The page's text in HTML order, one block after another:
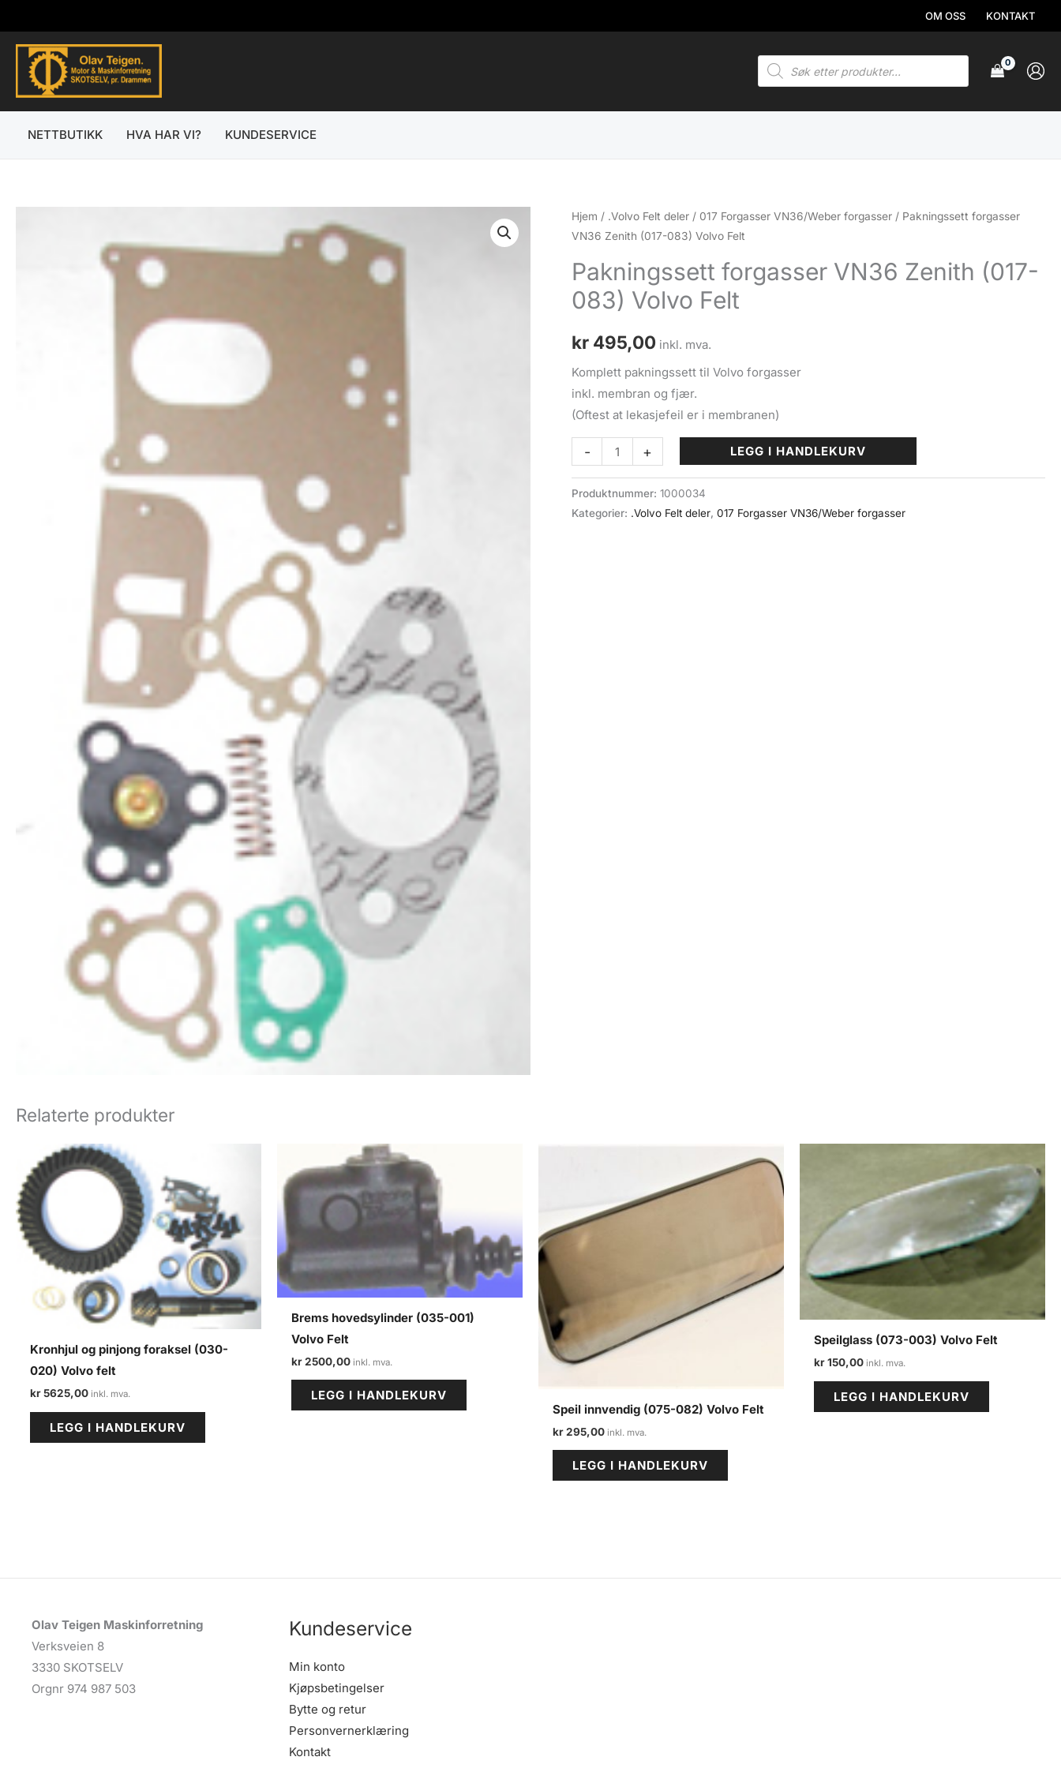
rett
innholdet
OM OSS KONTAKT
Products
search
NETTBUTIKK HVA HAR VI? KUNDESERVICE
Hjem / .Volvo Felt deler / 017 Forgasser VN36/Weber forgasser / Pakningssett forgasser
VN36 Zenith (017-083) Volvo Felt
Pakningssett forgasser VN36 Zenith (017-
083) Volvo Felt
kr 495,00 inkl. mva.
Komplett pakningssett til Volvo forgasser
inkl. membran og fjær.
(Oftest at lekasjefeil er i membranen)
-
Pakningssett
forgasser
VN36
Zenith
+ LEGG I HANDLEKURV
Produktnummer:1000034
Kategorier: .Volvo Felt deler,017 Forgasser VN36/Weber forgasser
Relaterte produkter
Kronhjul og pinjong foraksel (030-
020) Volvo felt
kr5625,00
LEGG I HANDLEKURV
Brems hovedsylinder (035-001)
Volvo Felt
kr2500,00
LEGG I HANDLEKURV
Speil innvendig (075-082) Volvo Felt
kr295,00
LEGG I HANDLEKURV
Speilglass (073-003) Volvo Felt
kr150,00
LEGG I HANDLEKURV
Olav Teigen Maskinforretning
Verksveien 8
3330 SKOTSELV
Orgnr 974 987 503
Kundeservice
Min konto
Kjøpsbetingelser
Bytte og retur
Personvernerklæring
Kontakt